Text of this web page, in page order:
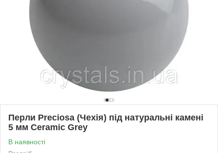
Перли Preciosa (Чехія) під натуральні камені
5 мм Ceramic Grey
В наявності